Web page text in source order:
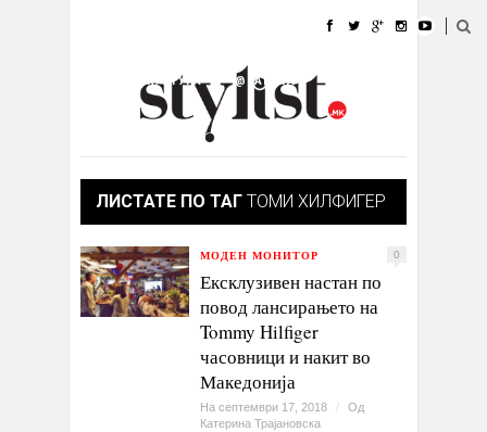
УБАВИНА
КУЛТУРА @РАБОТА
ИЗЛОГ
ЛИСТАТЕ ПО ТАГ ТОМИ ХИЛФИГЕР
МОДЕН МОНИТОР 0
Ексклузивен настан по
повод лансирањето на
Tommy Hilfiger
часовници и накит во
Македонија
На септември 17, 2018 /
Од
Катерина Трајановска